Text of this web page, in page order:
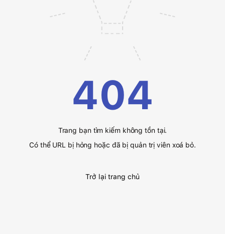
404
Trang bạn tìm kiếm không tồn tại.
Có thể URL bị hỏng hoặc đã bị quản trị viên xoá bỏ.
Trở lại trang chủ